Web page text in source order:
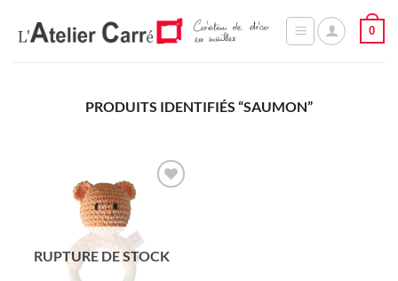
0
PRODUITS IDENTIFIÉS “SAUMON”
RUPTURE DE STOCK